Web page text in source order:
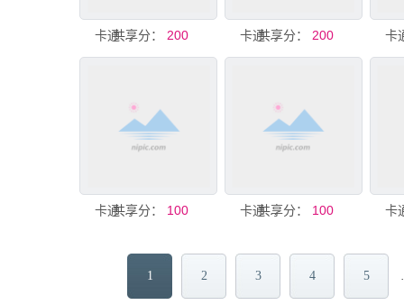
卡通背景
共享分： 200 卡通背景
共享分： 200
卡通背景
共享分： 100 卡通背景
共享分： 100
1 2 3 4 5